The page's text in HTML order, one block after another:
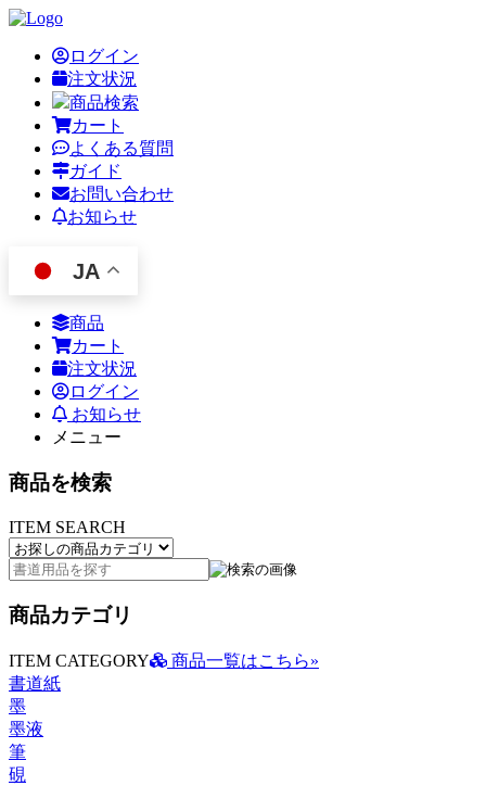
ログイン
注文状況
商品検索
カート
よくある質問
ガイド
お問い合わせ
お知らせ
JA
商品
カート
注文状況
ログイン
お知らせ
メニュー
商品を検索
ITEM SEARCH
商品カテゴリ
ITEM CATEGORY
商品一覧はこちら»
書道紙
墨
墨液
筆
硯